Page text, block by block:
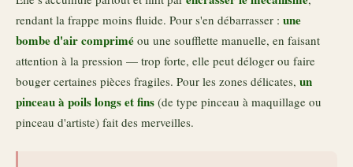
rendant la frappe moins fluide. Pour s'en débarrasser : une
bombe d'air comprimé ou une soufflette manuelle, en faisant
attention à la pression — trop forte, elle peut déloger ou faire
bouger certaines pièces fragiles. Pour les zones délicates, un
pinceau à poils longs et fins (de type pinceau à maquillage ou
pinceau d'artiste) fait des merveilles.